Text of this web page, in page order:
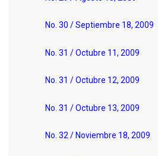
No. 30 / Septiembre 18, 2009
No. 31 / Octubre 11, 2009
No. 31 / Octubre 12, 2009
No. 31 / Octubre 13, 2009
No. 32 / Noviembre 18, 2009